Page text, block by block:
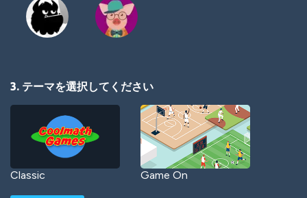
3. テーマを選択してください
Classic Game On